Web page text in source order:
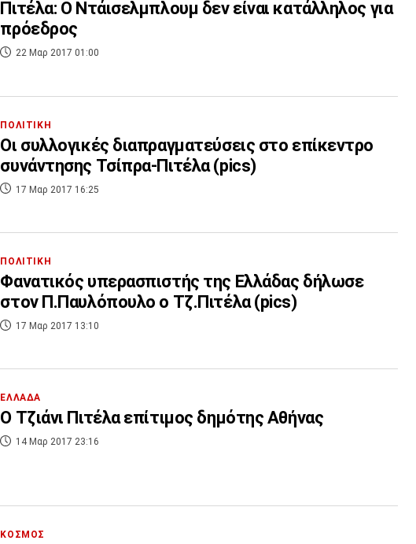
Πιτέλα: Ο Ντάισελμπλουμ δεν είναι κατάλληλος για
πρόεδρος
22 Μαρ 2017 01:00
ΠΟΛΙΤΙΚΗ
Οι συλλογικές διαπραγματεύσεις στο επίκεντρο
συνάντησης Τσίπρα-Πιτέλα (pics)
17 Μαρ 2017 16:25
ΠΟΛΙΤΙΚΗ
Φανατικός υπερασπιστής της Ελλάδας δήλωσε
στον Π.Παυλόπουλο ο Τζ.Πιτέλα (pics)
17 Μαρ 2017 13:10
ΕΛΛΑΔΑ
Ο Τζιάνι Πιτέλα επίτιμος δημότης Αθήνας
14 Μαρ 2017 23:16
ΚΟΣΜΟΣ